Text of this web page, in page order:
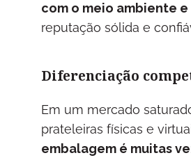
com o meio ambiente
reputação sólida e
Diferenciação
Em um mercado
prateleiras físicas e
embalagem é muitas